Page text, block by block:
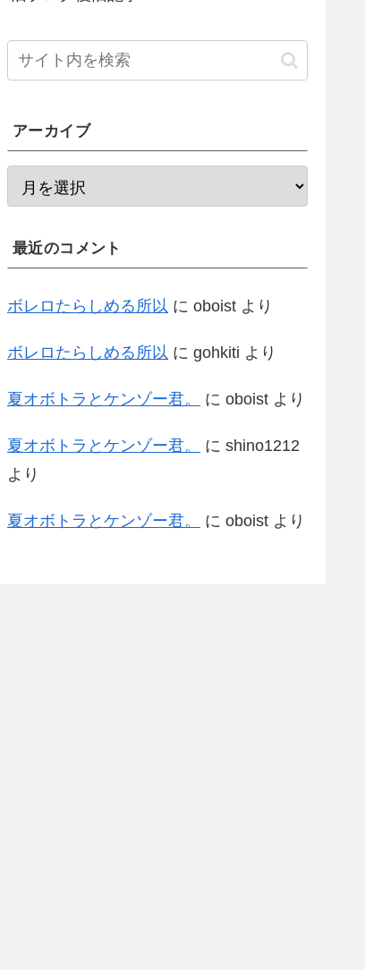
アーカイブ
最近のコメント
ボレロたらしめる所以 に oboist より
ボレロたらしめる所以 に gohkiti より
夏オボトラとケンゾー君。 に oboist より
夏オボトラとケンゾー君。 に shino1212
より
夏オボトラとケンゾー君。 に oboist より